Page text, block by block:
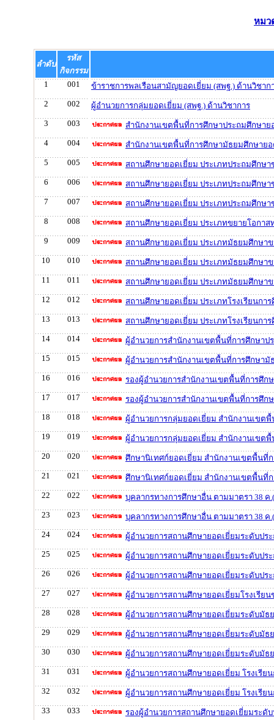
หมว
ลำดับ
รหัส
กิจกรรม
1
001
ข้าราชการพลเรือนสามัญยอดเยี่ยม (สพฐ.) ด้านวิชาก
2
002
ผู้อำนวยการกลุ่มยอดเยี่ยม (สพฐ.) ด้านวิชาการ
3
003
สำนักงานเขตพื้นที่การศึกษาประถมศึกษาย
4
004
สำนักงานเขตพื้นที่การศึกษามัธยมศึกษาย
5
005
สถานศึกษายอดเยี่ยม ประเภทประถมศึกษ
6
006
สถานศึกษายอดเยี่ยม ประเภทประถมศึกษ
7
007
สถานศึกษายอดเยี่ยม ประเภทประถมศึกษ
8
008
สถานศึกษายอดเยี่ยม ประเภทขยายโอกาส
9
009
สถานศึกษายอดเยี่ยม ประเภทมัธยมศึกษา
10
010
สถานศึกษายอดเยี่ยม ประเภทมัธยมศึกษา
11
011
สถานศึกษายอดเยี่ยม ประเภทมัธยมศึกษา
12
012
สถานศึกษายอดเยี่ยม ประเภทโรงเรียนก
13
013
สถานศึกษายอดเยี่ยม ประเภทโรงเรียนกา
14
014
ผู้อำนวยการสำนักงานเขตพื้นที่การศึกษาป
15
015
ผู้อำนวยการสำนักงานเขตพื้นที่การศึกษา
16
016
รองผู้อำนวยการสำนักงานเขตพื้นที่การศึก
17
017
รองผู้อำนวยการสำนักงานเขตพื้นที่การศึก
18
018
ผู้อำนวยการกลุ่มยอดเยี่ยม สำนักงานเขต
19
019
ผู้อำนวยการกลุ่มยอดเยี่ยม สำนักงานเขต
20
020
ศึกษานิเทศก์ยอดเยี่ยม สำนักงานเขตพื้นที่
21
021
ศึกษานิเทศก์ยอดเยี่ยม สำนักงานเขตพื้นที่
22
022
บุคลากรทางการศึกษาอื่น ตามมาตรา 38
23
023
บุคลากรทางการศึกษาอื่น ตามมาตรา 38
24
024
ผู้อำนวยการสถานศึกษายอดเยี่ยมระดับปร
25
025
ผู้อำนวยการสถานศึกษายอดเยี่ยมระดับปร
26
026
ผู้อำนวยการสถานศึกษายอดเยี่ยมระดับป
27
027
ผู้อำนวยการสถานศึกษายอดเยี่ยมโรงเรีย
28
028
ผู้อำนวยการสถานศึกษายอดเยี่ยมระดับมัธ
29
029
ผู้อำนวยการสถานศึกษายอดเยี่ยมระดับมั
30
030
ผู้อำนวยการสถานศึกษายอดเยี่ยมระดับมั
31
031
ผู้อำนวยการสถานศึกษายอดเยี่ยม โรงเรี
32
032
ผู้อำนวยการสถานศึกษายอดเยี่ยม โรงเรีย
33
033
รองผู้อำนวยการสถานศึกษายอดเยี่ยมระดั